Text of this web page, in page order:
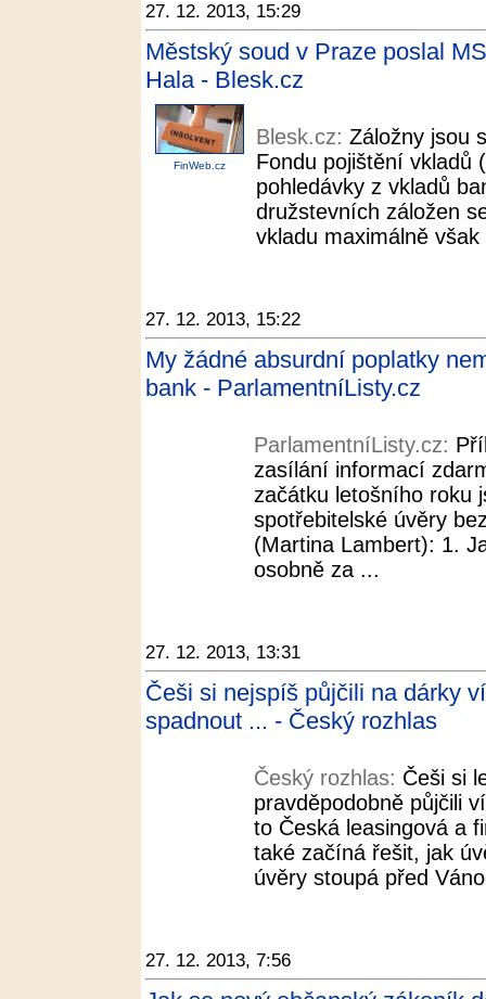
27. 12. 2013, 15:29
Městský soud v Praze poslal
Hala - Blesk.cz
FinWeb.cz
Blesk.cz: Záložny jsou
Fondu pojištění vkladů
pohledávky z vkladů
družstevních záložen
vkladu maximálně
27. 12. 2013, 15:22
My žádné absurdní poplatky
bank - ParlamentníListy.cz
ParlamentníListy.cz:
zasílání informací
začátku letošního roku
spotřebitelské úvěry
(Martina Lambert): 1.
osobně za ...
27. 12. 2013, 13:31
Češi si nejspíš půjčili na dárky
spadnout ... - Český rozhlas
Český rozhlas: Češi si
pravděpodobně půjčili
to Česká leasingová a
také začíná řešit, jak
úvěry stoupá před
27. 12. 2013, 7:56